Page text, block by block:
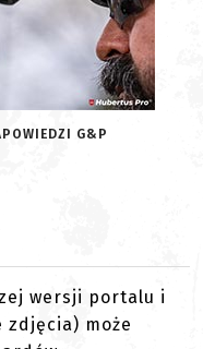
G&P
wersji portalu i
zdjęcia) może